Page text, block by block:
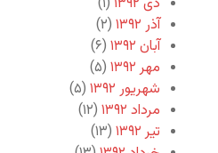
آذر ۱۳۹۲
(۲)
آبان ۱۳۹۲
(۶)
مهر ۱۳۹۲
(۵)
شهریور ۱۳۹۲
(۵)
مرداد ۱۳۹۲
(۱۲)
تیر ۱۳۹۲
(۱۳)